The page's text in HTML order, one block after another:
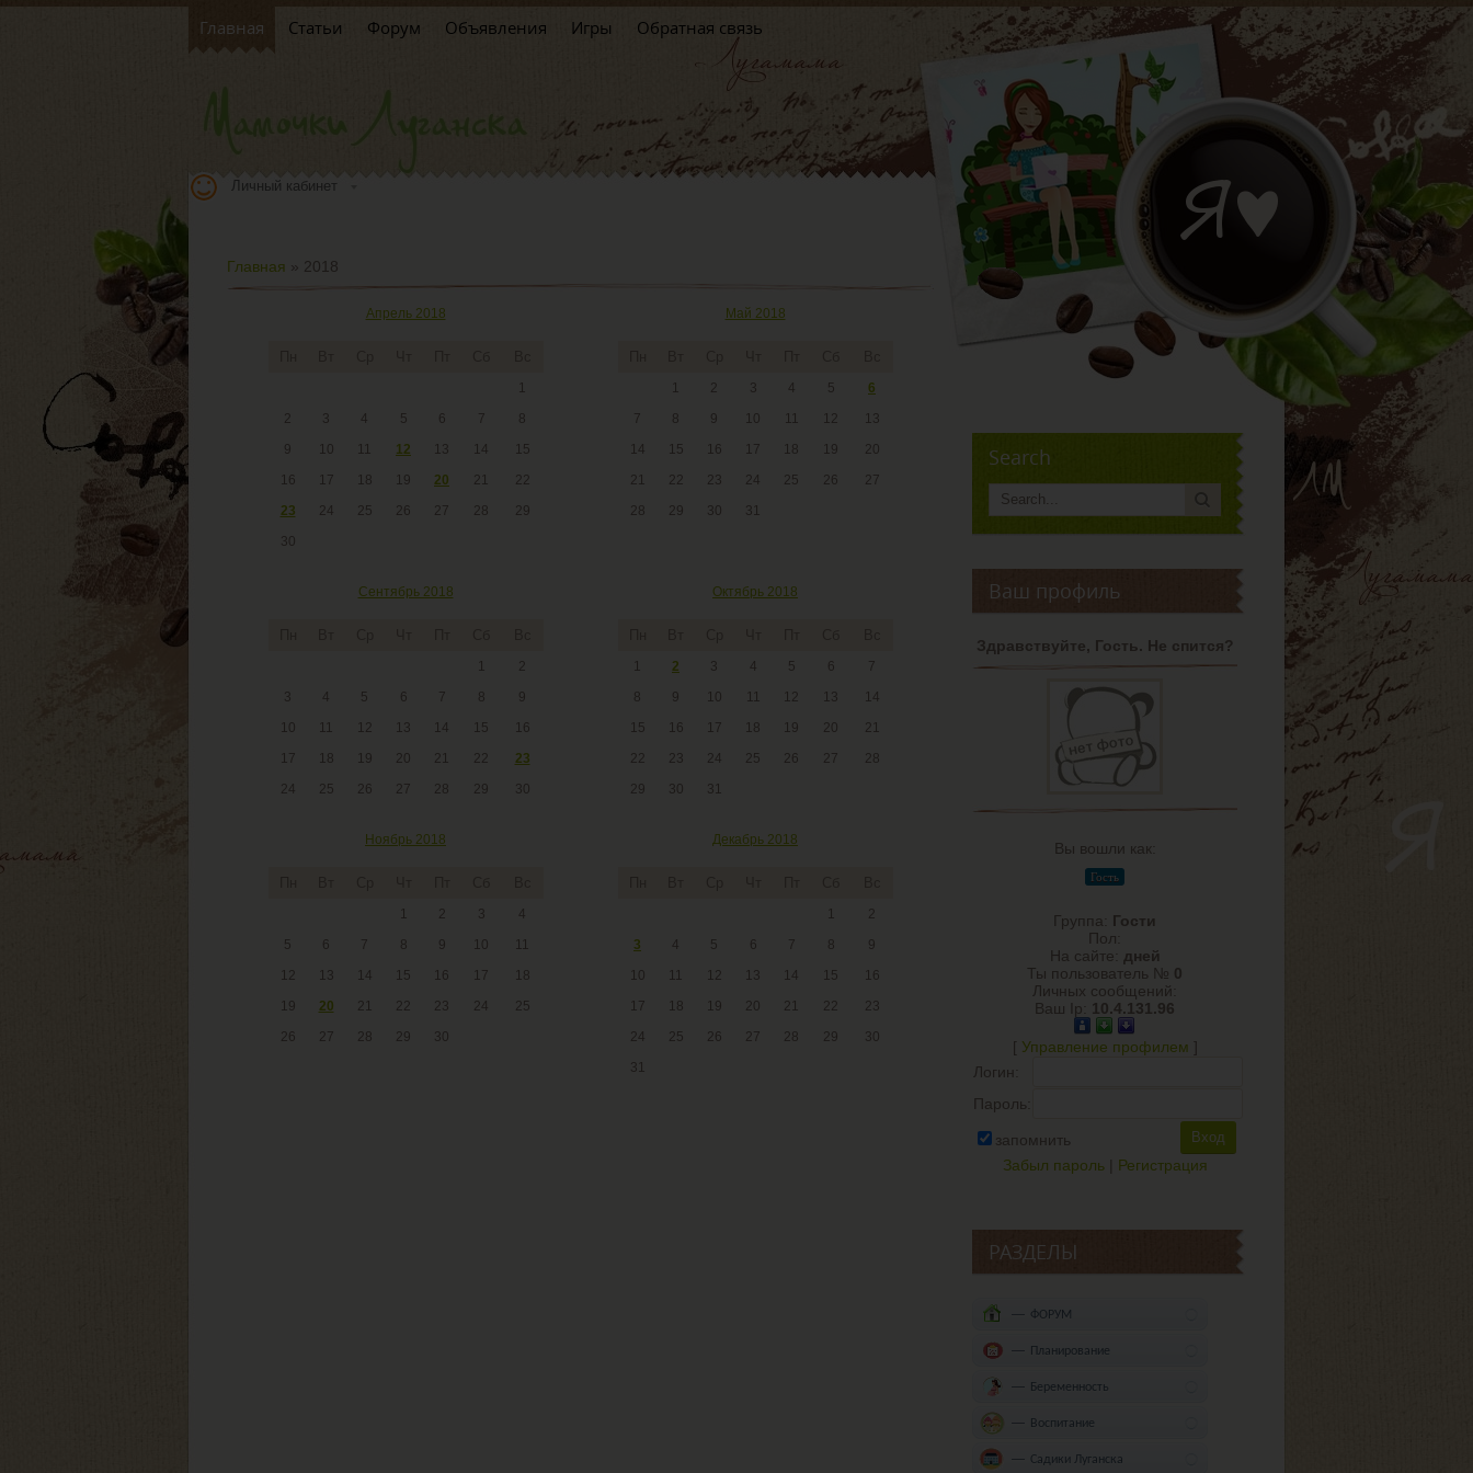
Главная Статьи Форум Объявления Игры Обратная связь
Личный кабинет
Главная » 2018
Апрель 2018
1
2
3 5 6 7
8
9
10 11 12 13 14
15
16
17 18 19 20 21
22
23
24 25 26 27 28
29
30
Май 2018
1 2 3 5
6
7
8 9 10 11 12
13
14
15 16 17 18 19
20
21
22 23 24 25 26
27
28
29 30 31
Сентябрь 2018
1
2
3
5 6 7 8
9
10
11 12 13 14 15
16
17
18 19 20 21 22
23
24
25 26 27 28 29 30
Октябрь 2018
1 2 3 5 6
7
8
9 10 11 12 13
14
15
16 17 18 19 20
21
22
23 24 25 26 27
28
29
30 31
Ноябрь 2018
1 2 3
5
6 7 8 9 10
11
12
13 14 15 16 17
18
19
20 21 22 23 24
25
26
27 28 29 30
Декабрь 2018
1
2
3
5 6 7 8
9
10
11 12 13 14 15
16
17
18 19 20 21 22
23
24
25 26 27 28 29
30
31
Search
Ваш профиль
Здравствуйте, Гость. Не спится?
Вы вошли как:
Гость
Группа: Гости
Пол:
На сайте: дней
Ты пользователь № 0
Личных сообщений:
Ваш Ip:
10.4.131.96
[ Управление профилем ]
Логин:
Пароль:
запомнить
Забыл пароль| Регистрация
РАЗДЕЛЫ
ФОРУМ
Планирование
Беременность
Воспитание
Садики Луганска